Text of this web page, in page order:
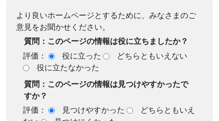
より良いホームページとするために、みなさまのご
意見をお聞かせください。
質問：このページの情報は役に立ちましたか？
評価：
役に立った
どちらともいえない
役に立たなかった
質問：このページの情報は見つけやすかったで
すか？
評価：
見つけやすかった
どちらともいえ